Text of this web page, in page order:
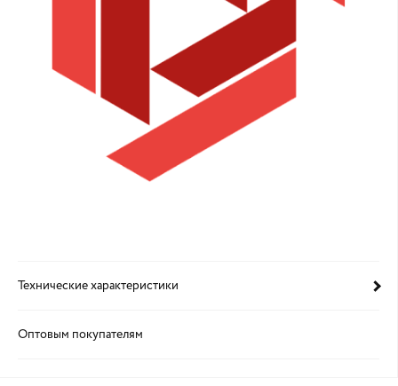
Технические характеристики
Оптовым покупателям